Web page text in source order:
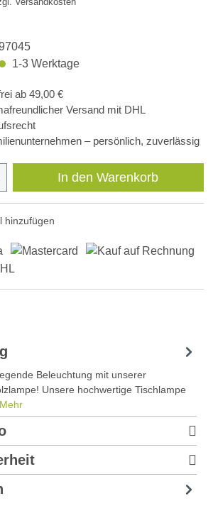
1-3 Werktage
ab 49,00 €
Versand mit DHL
– persönlich, zuverlässig
Gib den gewünschten
In den Warenkorb
hinzufügen
Beleuchtung mit unserer
Unsere hochwertige Tischlampe
Mehr